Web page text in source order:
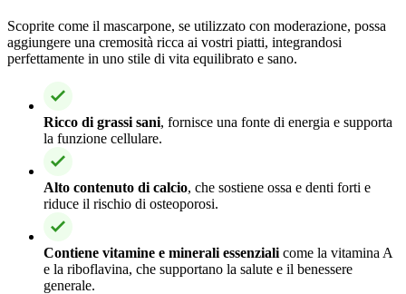
Scoprite come il mascarpone, se utilizzato con moderazione, possa
aggiungere una cremosità ricca ai vostri piatti, integrandosi
perfettamente in uno stile di vita equilibrato e sano.
Ricco di grassi sani, fornisce una fonte di energia e supporta
la funzione cellulare.
Alto contenuto di calcio, che sostiene ossa e denti forti e
riduce il rischio di osteoporosi.
Contiene vitamine e minerali essenziali come la vitamina A
e la riboflavina, che supportano la salute e il benessere
generale.